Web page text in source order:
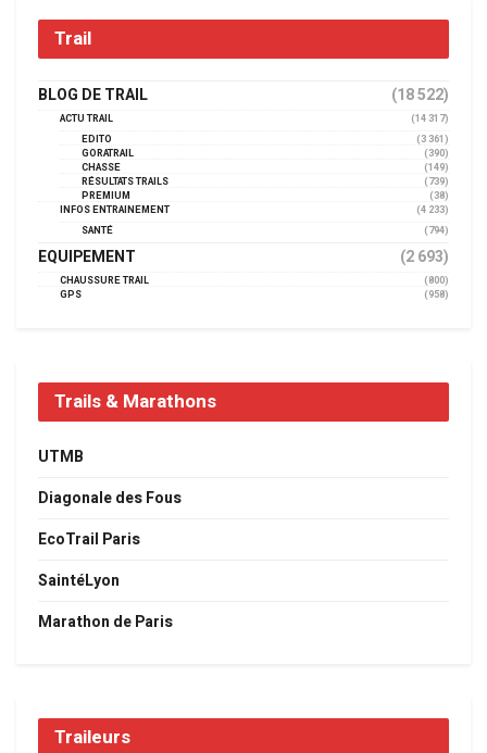
Trail
BLOG DE TRAIL (18 522)
ACTU TRAIL
(14 317)
EDITO
(3 361)
GORATRAIL
(390)
CHASSE
(149)
RÉSULTATS TRAILS
(739)
PREMIUM
(38)
INFOS ENTRAINEMENT
(4 233)
SANTÉ
(794)
EQUIPEMENT (2 693)
CHAUSSURE TRAIL
(800)
GPS
(958)
Trails & Marathons
UTMB
Diagonale des Fous
EcoTrail Paris
SaintéLyon
Marathon de Paris
Traileurs